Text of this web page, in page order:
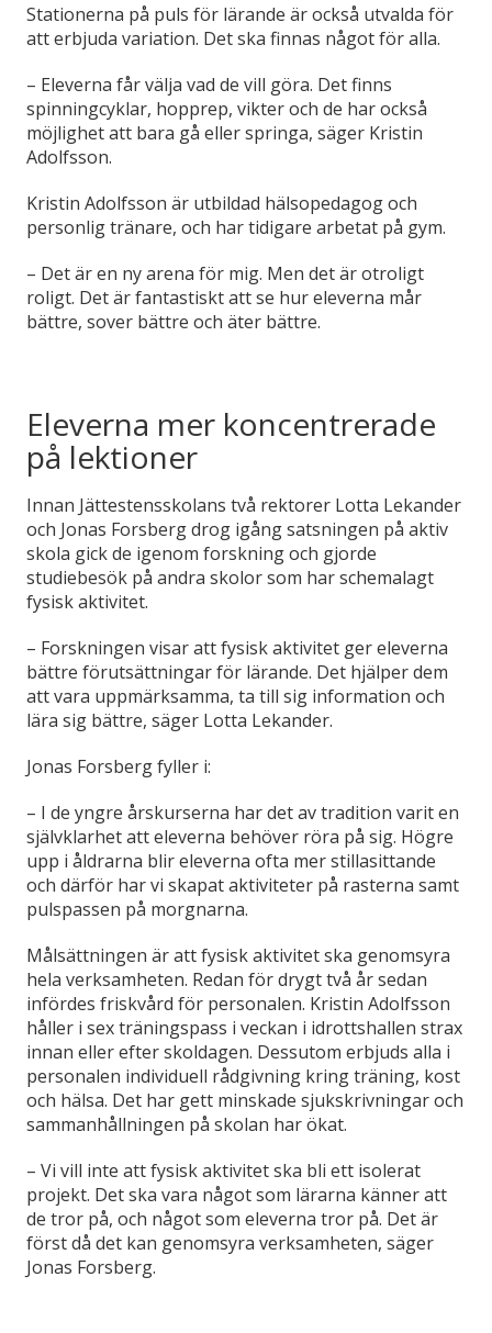
Stationerna på puls för lärande är också utvalda för
att erbjuda variation. Det ska finnas något för alla.
– Eleverna får välja vad de vill göra. Det finns
spinningcyklar, hopprep, vikter och de har också
möjlighet att bara gå eller springa, säger Kristin
Adolfsson.
Kristin Adolfsson är utbildad hälsopedagog och
personlig tränare, och har tidigare arbetat på gym.
– Det är en ny arena för mig. Men det är otroligt
roligt. Det är fantastiskt att se hur eleverna mår
bättre, sover bättre och äter bättre.
Eleverna mer koncentrerade
på lektioner
Innan Jättestensskolans två rektorer Lotta Lekander
och Jonas Forsberg drog igång satsningen på aktiv
skola gick de igenom forskning och gjorde
studiebesök på andra skolor som har schemalagt
fysisk aktivitet.
– Forskningen visar att fysisk aktivitet ger eleverna
bättre förutsättningar för lärande. Det hjälper dem
att vara uppmärksamma, ta till sig information och
lära sig bättre, säger Lotta Lekander.
Jonas Forsberg fyller i:
– I de yngre årskurserna har det av tradition varit en
självklarhet att eleverna behöver röra på sig. Högre
upp i åldrarna blir eleverna ofta mer stillasittande
och därför har vi skapat aktiviteter på rasterna samt
pulspassen på morgnarna.
Målsättningen är att fysisk aktivitet ska genomsyra
hela verksamheten. Redan för drygt två år sedan
infördes friskvård för personalen. Kristin Adolfsson
håller i sex träningspass i veckan i idrottshallen strax
innan eller efter skoldagen. Dessutom erbjuds alla i
personalen individuell rådgivning kring träning, kost
och hälsa. Det har gett minskade sjukskrivningar och
sammanhållningen på skolan har ökat.
– Vi vill inte att fysisk aktivitet ska bli ett isolerat
projekt. Det ska vara något som lärarna känner att
de tror på, och något som eleverna tror på. Det är
först då det kan genomsyra verksamheten, säger
Jonas Forsberg.